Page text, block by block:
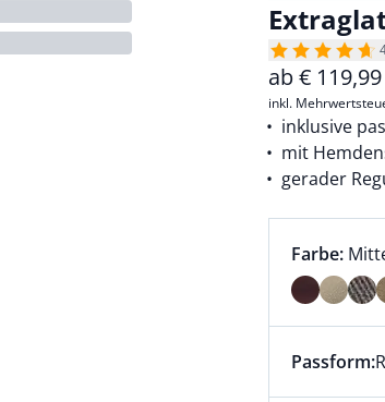
ab€ 119,99
inkl.
inklusive
mit
gerader
Farbe:
Farbe
Dieser
Passform: